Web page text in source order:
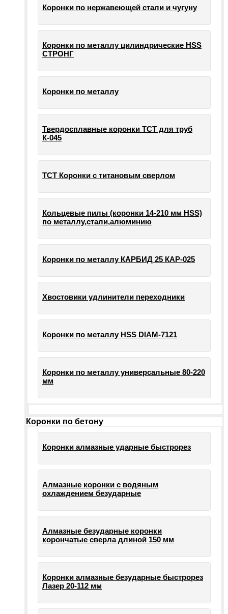
Коронки по нержавеющей стали и чугуну
Коронки по металлу цилиндрические HSS
СТРОНГ
Коронки по металлу
Твердосплавные коронки ТСТ для труб
К-045
ТСТ Коронки с титановым сверлом
Кольцевые пилы (коронки 14-210 мм HSS)
по металлу,стали,алюминию
Коронки по металлу КАРБИД 25 КАР-025
Хвостовики удлинители переходники
Коронки по металлу HSS DIAM-7121
Коронки по металлу универсальные 80-220
мм
Коронки по бетону
Коронки алмазные ударные быстрорез
Алмазные коронки с водяным
охлаждением безударные
Алмазные безударные коронки
корончатые сверла длиной 150 мм
Коронки алмазные безударные быстрорез
Лазер 20-112 мм